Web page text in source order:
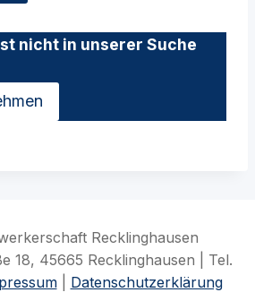
nicht in unserer Suche
Recklinghausen
18, 45665 Recklinghausen | Tel.
| Datenschutzerklärung